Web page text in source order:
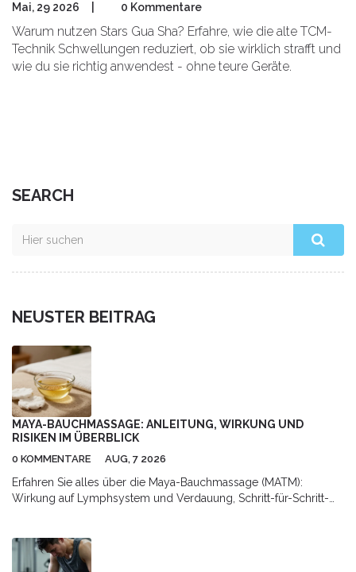
Mai, 29 2026 0 Kommentare
Warum nutzen Stars Gua Sha? Erfahre, wie die alte TCM-
Technik Schwellungen reduziert, ob sie wirklich strafft und
wie du sie richtig anwendest - ohne teure Geräte.
SEARCH
NEUSTER BEITRAG
MAYA-BAUCHMASSAGE: ANLEITUNG, WIRKUNG UND
RISIKEN IM ÜBERBLICK
0 KOMMENTARE AUG, 7 2026
Erfahren Sie alles über die Maya-Bauchmassage (MATM):
Wirkung auf Lymphsystem und Verdauung, Schritt-für-Schritt-